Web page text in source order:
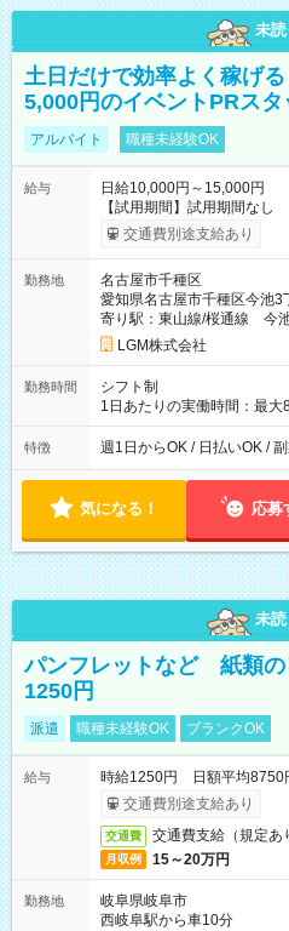
未読
土日だけで効率よく稼げ
5,000円のイベントPRスタ
アルバイト 職種未経験OK
給与
日給10,000円～15,000円
【試用期間】試用期間なし
交通費別途支給あり
勤務地
名古屋市千種区
愛知県名古屋市千種区今池
寄り駅：東山線/桜通線 今池
LGM株式会社
勤務時間
シフト制
1日あたりの実働時間：最大
特徴 週1日からOK / 日払いOK /
気になる！ 応募
未読
パンフレットなど 紙類の
1250円
派遣 職種未経験OK ブランクOK
給与
時給1250円 日額平均8750
交通費別途支給あり
交通費 交通費支給（規定あ
月収例 15～20万円
勤務地
岐阜県岐阜市
西岐阜駅から車10分